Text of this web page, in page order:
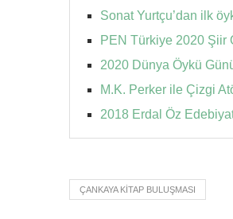
Sonat Yurtçu’dan ilk
PEN Türkiye 2020 Şiir
2020 Dünya Öykü
M.K. Perker ile Çizgi
2018 Erdal Öz
ÇANKAYA KITAP BULUŞMASI